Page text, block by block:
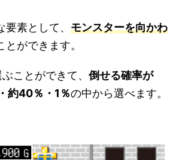
素として、 モンスターを向かわ
とができます。
ことができて、 倒せる確率が
約40％・1％の中から選べます。